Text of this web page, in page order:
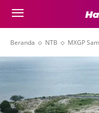
Beranda NTB MXGP